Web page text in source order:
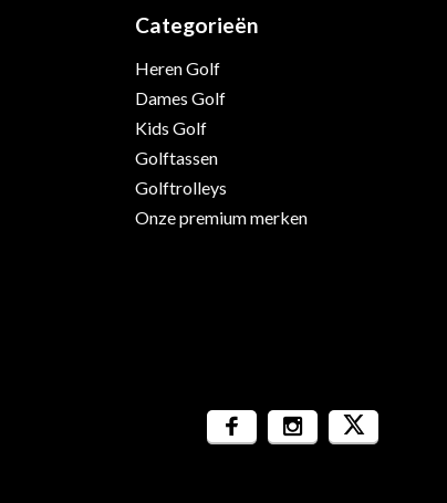
Categorieën
Heren Golf
Dames Golf
Kids Golf
Golftassen
Golftrolleys
Onze premium merken